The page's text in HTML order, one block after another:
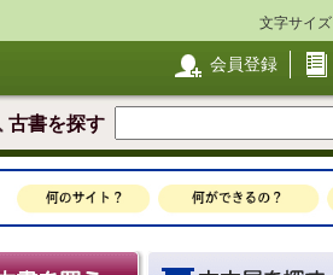
文字サイズ
会員登録
古書を探す